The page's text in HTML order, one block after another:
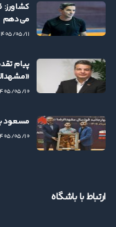
کشاورز:
می‌دهم
۱۴۰۵/۰۵/
پیام
۱۴۰۵/۰۵/
مسعود
۱۴۰۵/۰۵/
ارتباط با باشگاه